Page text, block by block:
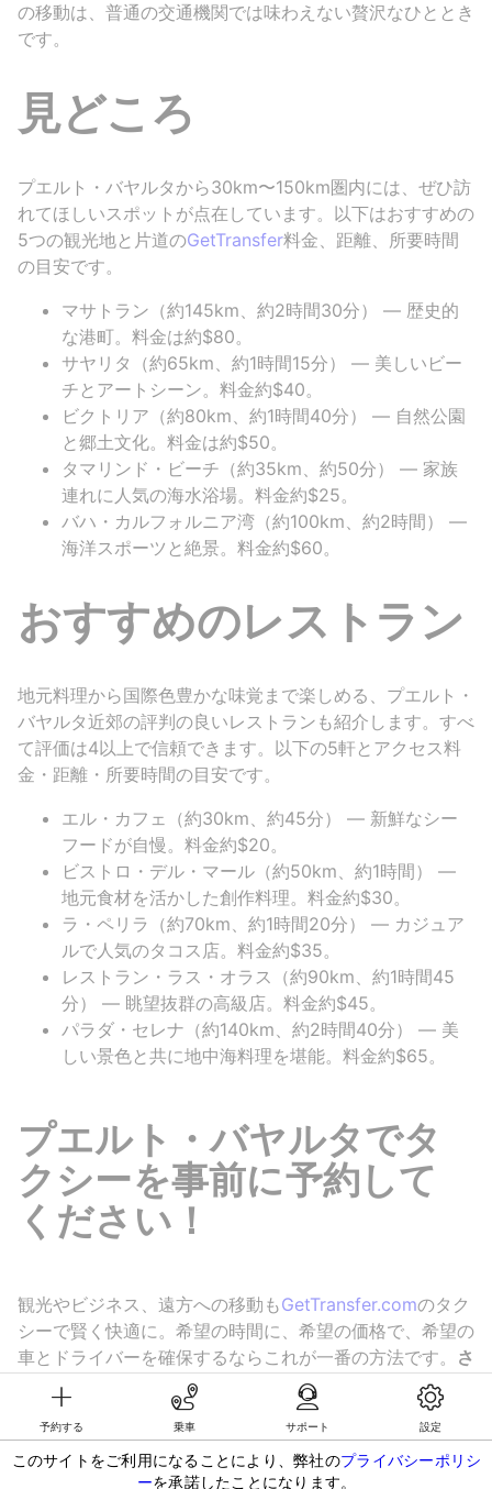
予約する 乗車 サポート 設定
このサイトをご利用になることにより、弊社のプライバシーポリシ
ーを承諾したことになります。
の移動は、普通の交通機関では味わえない贅沢なひととき
です。
見どころ
プエルト・バヤルタから30km〜150km圏内には、ぜひ訪
れてほしいスポットが点在しています。以下はおすすめの
5つの観光地と片道のGetTransfer料金、距離、所要時間
の目安です。
マサトラン（約145km、約2時間30分） — 歴史的
な港町。料金は約$80。
サヤリタ（約65km、約1時間15分） — 美しいビー
チとアートシーン。料金約$40。
ビクトリア（約80km、約1時間40分） — 自然公園
と郷土文化。料金は約$50。
タマリンド・ビーチ（約35km、約50分） — 家族
連れに人気の海水浴場。料金約$25。
バハ・カルフォルニア湾（約100km、約2時間） —
海洋スポーツと絶景。料金約$60。
おすすめのレストラン
地元料理から国際色豊かな味覚まで楽しめる、プエルト・
バヤルタ近郊の評判の良いレストランも紹介します。すべ
て評価は4以上で信頼できます。以下の5軒とアクセス料
金・距離・所要時間の目安です。
エル・カフェ（約30km、約45分） — 新鮮なシー
フードが自慢。料金約$20。
ビストロ・デル・マール（約50km、約1時間） —
地元食材を活かした創作料理。料金約$30。
ラ・ペリラ（約70km、約1時間20分） — カジュア
ルで人気のタコス店。料金約$35。
レストラン・ラス・オラス（約90km、約1時間45
分） — 眺望抜群の高級店。料金約$45。
パラダ・セレナ（約140km、約2時間40分） — 美
しい景色と共に地中海料理を堪能。料金約$65。
プエルト・バヤルタでタ
クシーを事前に予約して
ください！
観光やビジネス、遠方への移動もGetTransfer.comのタク
シーで賢く快適に。希望の時間に、希望の価格で、希望の
車とドライバーを確保するならこれが一番の方法です。 さ
あ、今すぐお得な料金であなたにぴったりのタクシーを見
つけましょう！
©KG GLOBAL LIMITED. GetTransfer® is trademark of KG GLOBAL LIMITED.